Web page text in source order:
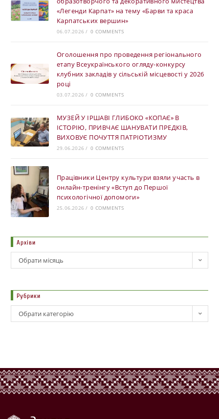
«Легенди Карпат» на тему «Барви та краса
Карпатських вершин»
06.07.2026 / 0 COMMENTS
Оголошення про проведення регіонального
етапу Всеукраїнського огляду-конкурсу
клубних закладів у сільській місцевості у 2026
році
03.07.2026 / 0 COMMENTS
МУЗЕЙ У ІРШАВІ ГЛИБОКО «КОПАЄ» В
ІСТОРІЮ, ПРИВЧАЄ ШАНУВАТИ ПРЕДКІВ,
ВИХОВУЄ ПОЧУТТЯ ПАТРІОТИЗМУ
29.06.2026 / 0 COMMENTS
Працівники Центру культури взяли участь в
онлайн-тренінгу «Вступ до Першої
психологічної допомоги»
25.06.2026 / 0 COMMENTS
Архіви
Обрати місяць
Рубрики
Обрати категорію